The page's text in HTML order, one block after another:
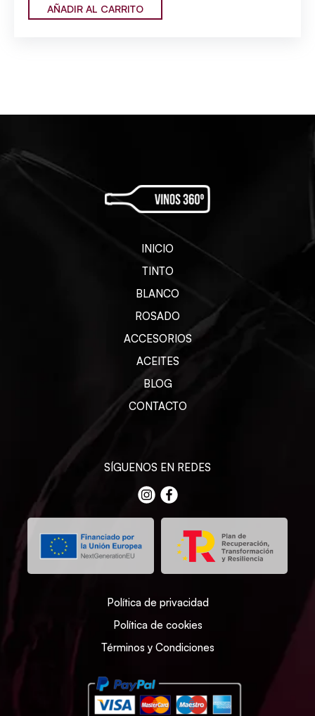
AÑADIR AL CARRITO
INICIO
TINTO
BLANCO
ROSADO
ACCESORIOS
ACEITES
BLOG
CONTACTO
SÍGUENOS EN REDES
Política de privacidad
Política de cookies
Términos y Condiciones